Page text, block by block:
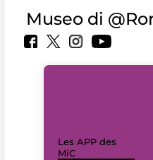
Museo di
Les APP des
MiC